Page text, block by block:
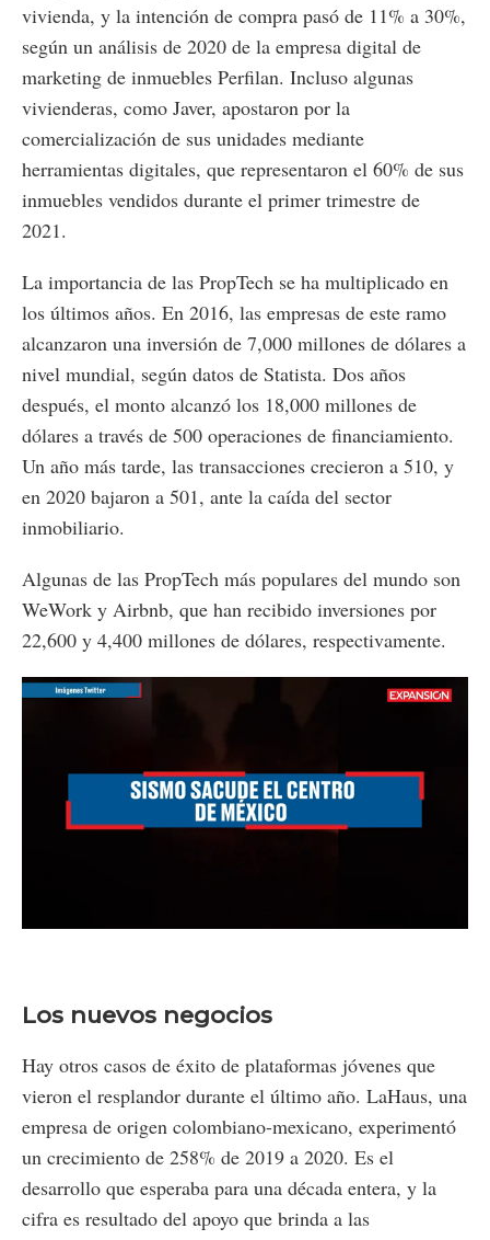
vivienda, y la intención de compra pasó de 11% a 30%,
según un análisis de 2020 de la empresa digital de
marketing de inmuebles Perfilan. Incluso algunas
vivienderas, como Javer, apostaron por la
comercialización de sus unidades mediante
herramientas digitales, que representaron el 60% de sus
inmuebles vendidos durante el primer trimestre de
2021.
La importancia de las PropTech se ha multiplicado en
los últimos años. En 2016, las empresas de este ramo
alcanzaron una inversión de 7,000 millones de dólares a
nivel mundial, según datos de Statista. Dos años
después, el monto alcanzó los 18,000 millones de
dólares a través de 500 operaciones de financiamiento.
Un año más tarde, las transacciones crecieron a 510, y
en 2020 bajaron a 501, ante la caída del sector
inmobiliario.
Algunas de las PropTech más populares del mundo son
WeWork y Airbnb, que han recibido inversiones por
22,600 y 4,400 millones de dólares, respectivamente.
Los nuevos negocios
Hay otros casos de éxito de plataformas jóvenes que
vieron el resplandor durante el último año. LaHaus, una
empresa de origen colombiano-mexicano, experimentó
un crecimiento de 258% de 2019 a 2020. Es el
desarrollo que esperaba para una década entera, y la
cifra es resultado del apoyo que brinda a las